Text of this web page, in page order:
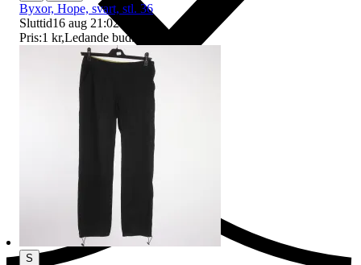
Ersättning om du inte får din vara
Byxor, Hope, svart, stl. 36
Sluttid16 aug 21:02
Pris:1 kr,Ledande bud.
S